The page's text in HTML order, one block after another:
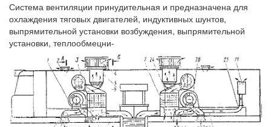
Система вентиляции принудительная и предназначена для
охлаждения тяговых двигателей, индуктивных шунтов,
выпрямительной установки возбуждения, выпрямительной
установки, теплообмецни-